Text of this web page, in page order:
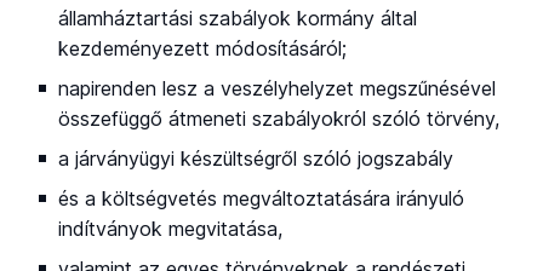
államháztartási szabályok kormány által
kezdeményezett módosításáról;
napirenden lesz a veszélyhelyzet megszűnésével
összefüggő átmeneti szabályokról szóló törvény,
a járványügyi készültségről szóló jogszabály
és a költségvetés megváltoztatására irányuló
indítványok megvitatása,